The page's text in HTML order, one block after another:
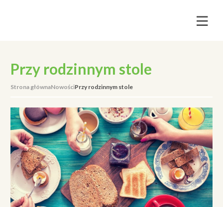
Przy rodzinnym stole
Strona głównaNowościPrzy rodzinnym stole